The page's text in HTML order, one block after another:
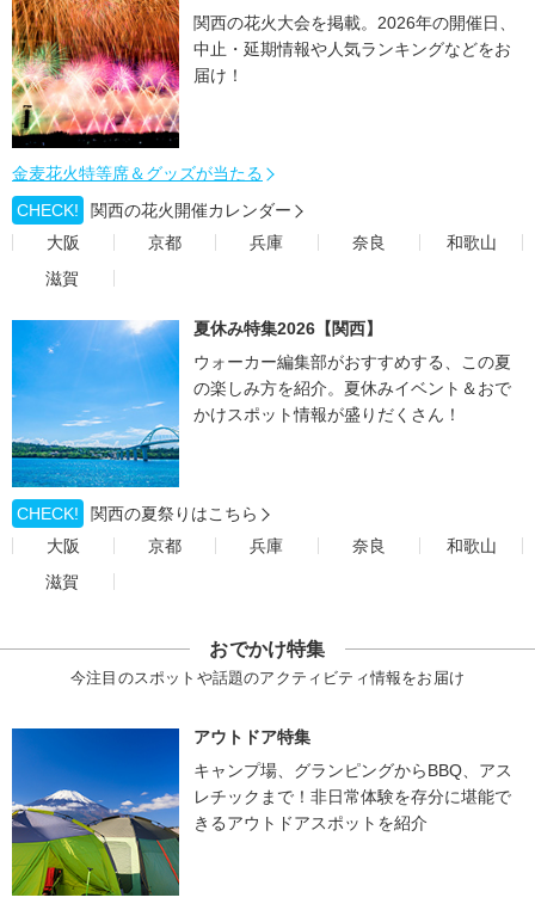
関西の花火大会を掲載。2026年の開催日、
中止・延期情報や人気ランキングなどをお
届け！
金麦花火特等席＆グッズが当たる
CHECK!
関西の花火開催カレンダー
大阪
京都 兵庫 奈良
和歌山
滋賀
夏休み特集2026【関西】
ウォーカー編集部がおすすめする、この夏
の楽しみ方を紹介。夏休みイベント＆おで
かけスポット情報が盛りだくさん！
CHECK!
関西の夏祭りはこちら
大阪
京都 兵庫 奈良
和歌山
滋賀
おでかけ特集
今注目のスポットや話題のアクティビティ情報をお届け
アウトドア特集
キャンプ場、グランピングからBBQ、アス
レチックまで！非日常体験を存分に堪能で
きるアウトドアスポットを紹介